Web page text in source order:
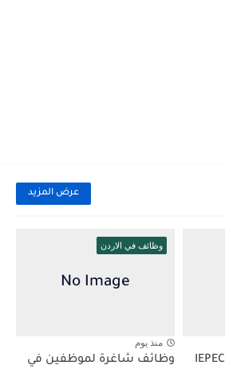
عرض المزيد
إعلان توظيف: مدارس IEPEC
وظائف في الاردن
منذ يوم
وظائف شاغرة لموظفين في